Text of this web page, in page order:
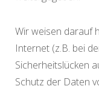
Wir weisen darauf
Internet (z.B. bei
Sicherheitslücken
Schutz der Daten